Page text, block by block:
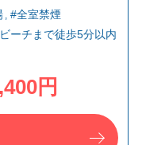
#全室禁煙
ーチまで徒歩5分以内
円